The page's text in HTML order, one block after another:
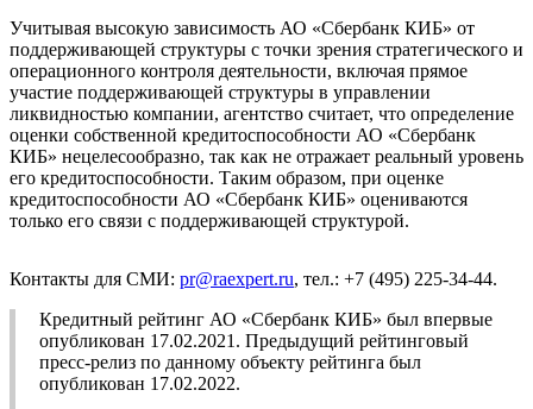
Учитывая высокую зависимость АО «Сбербанк КИБ» от
поддерживающей структуры с точки зрения стратегического и
операционного контроля деятельности, включая прямое
участие поддерживающей структуры в управлении
ликвидностью компании, агентство считает, что определение
оценки собственной кредитоспособности АО «Сбербанк
КИБ» нецелесообразно, так как не отражает реальный уровень
его кредитоспособности. Таким образом, при оценке
кредитоспособности АО «Сбербанк КИБ» оцениваются
только его связи с поддерживающей структурой.
Контакты для СМИ: pr@raexpert.ru, тел.: +7 (495) 225-34-44.
Кредитный рейтинг АО «Сбербанк КИБ» был впервые
опубликован 17.02.2021. Предыдущий рейтинговый
пресс-релиз по данному объекту рейтинга был
опубликован 17.02.2022.